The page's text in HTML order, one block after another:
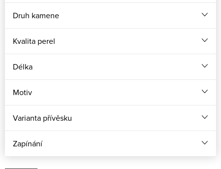
Druh kamene
Kvalita perel
Délka
Motiv
Varianta přívěsku
Zapínání